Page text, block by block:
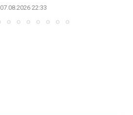
07.08.2026 22:33